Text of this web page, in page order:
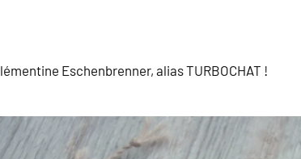
Eschenbrenner, alias TURBOCHAT !